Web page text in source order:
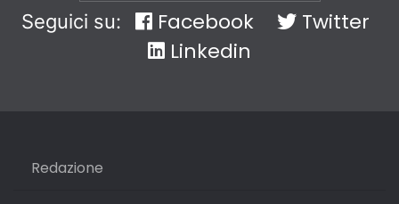
Seguici su: Facebook
Twitter
Linkedin
Redazione